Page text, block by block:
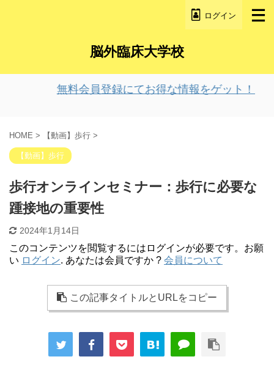
ログイン
脳外臨床大学校
無料会員登録にてお得な情報をゲット！
HOME > 【動画】歩行 >
【動画】歩行
歩行オンラインセミナー：歩行に必要な
踵接地の重要性
2024年1月14日
このコンテンツを閲覧するにはログインが必要です。お願
い ログイン. あなたは会員ですか ? 会員について
この記事タイトルとURLをコピー